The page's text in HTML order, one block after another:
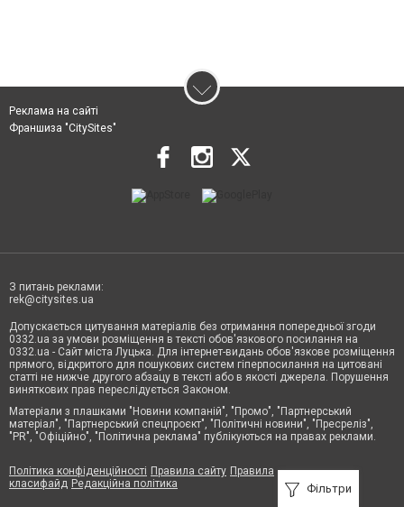
Фільтри
Реклама на сайті
Франшиза "CitySites"
З питань реклами:
rek@citysites.ua
Допускається цитування матеріалів без отримання попередньої згоди
0332.ua за умови розміщення в тексті обов'язкового посилання на
0332.ua - Сайт міста Луцька. Для інтернет-видань обов'язкове розміщення
прямого, відкритого для пошукових систем гіперпосилання на цитовані
статті не нижче другого абзацу в тексті або в якості джерела. Порушення
виняткових прав переслідується Законом.
Матеріали з плашками "Новини компаній", "Промо", "Партнерський
матеріал", "Партнерський спецпроєкт", "Політичні новини", "Пресреліз",
"PR", "Офіційно", "Політична реклама" публікуються на правах реклами.
Політика конфіденційності Правила сайту Правила
класифайд Редакційна політика